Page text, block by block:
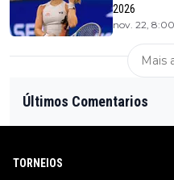
2026
nov. 22, 8:00
Mais
Últimos Comentarios
TORNEIOS